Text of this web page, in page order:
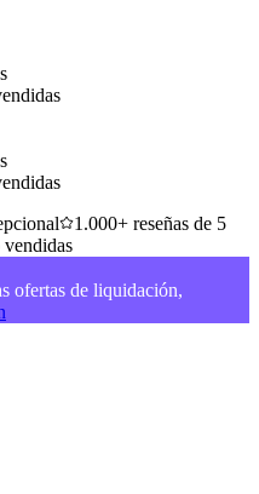
1.000+ reseñas de 5
vendidas
ofertas de liquidación,